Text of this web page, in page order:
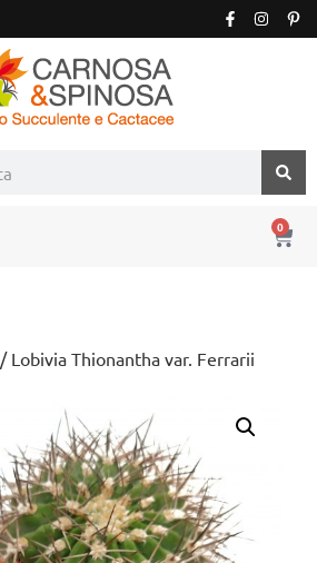
0
/ Lobivia Thionantha var. Ferrarii